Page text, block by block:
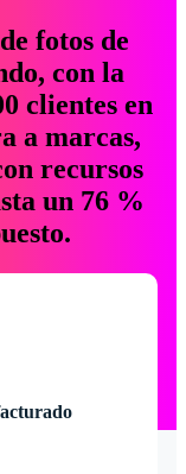
fotos de
con la
clientes en
a marcas,
recursos
un 76 %